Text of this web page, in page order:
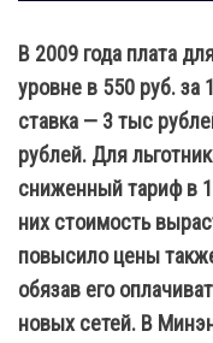
В 2009 года плата
уровне в 550 руб. за
ставка — 3 тыс
рублей. Для
сниженный тариф в
них стоимость
повысило цены
обязав его
новых сетей. В